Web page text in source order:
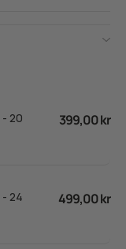
- 20 399,00 kr
- 24 499,00 kr